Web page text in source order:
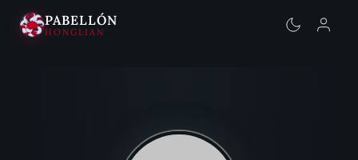
PABELLÓN
HONGLIAN